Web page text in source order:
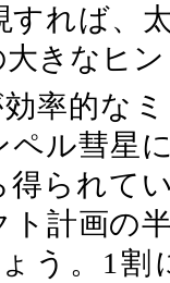
すれば、
きなヒ
率的な
ペル彗星
得られて
ト計画の
う。1割